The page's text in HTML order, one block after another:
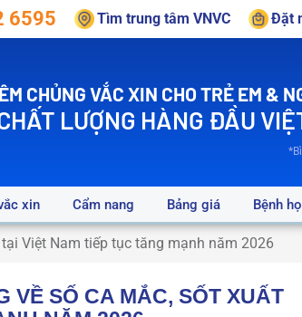
6595 Tìm trung tâm VNVC Đặt
CHỦNG VẮC XIN CHO TRẺ EM &
LƯỢNG HÀNG ĐẦU
xin Cẩm nang Bảng giá Bệnh
Việt Nam tiếp tục tăng mạnh năm 2026
SỐ CA MẮC, SỐT XUẤT